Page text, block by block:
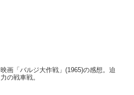
映画「バルジ大作戦」(1965)の感想。迫
力の戦車戦。